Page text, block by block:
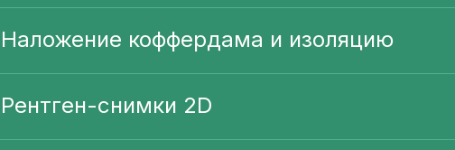
Наложение коффердама и изоляцию
Рентген-снимки 2D